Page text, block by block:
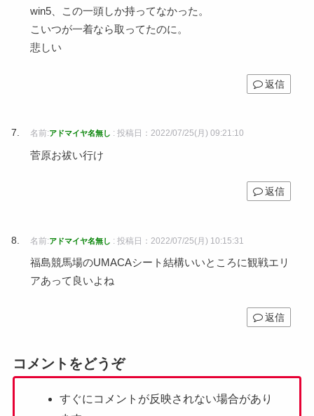
win5、この一頭しか持ってなかった。
こいつが一着なら取ってたのに。
悲しい
返信
名前:アドマイヤ名無し : 投稿日：2022/07/25(月) 09:21:10
菅原お祓い行け
返信
名前:アドマイヤ名無し : 投稿日：2022/07/25(月) 10:15:31
福島競馬場のUMACAシート結構いいところに観戦エリ
アあって良いよね
返信
コメントをどうぞ
すぐにコメントが反映されない場合があり